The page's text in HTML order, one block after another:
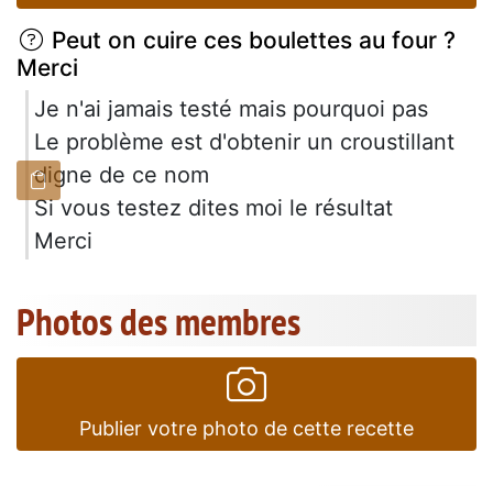
Peut on cuire ces boulettes au four ?
Merci
Je n'ai jamais testé mais pourquoi pas
Le problème est d'obtenir un croustillant
digne de ce nom
Si vous testez dites moi le résultat
Merci
Photos des membres
Publier votre photo de cette recette